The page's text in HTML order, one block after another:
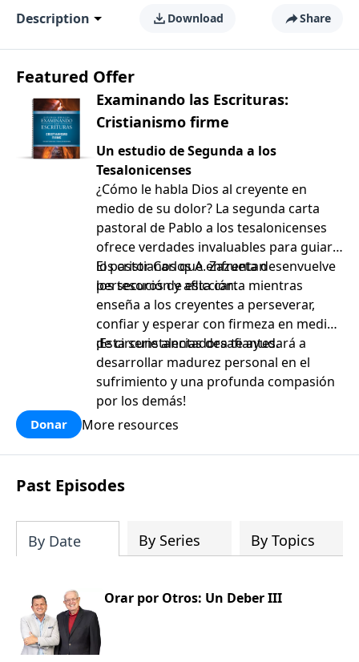
Description Download Share
Featured Offer
Examinando las Escrituras:
Cristianismo firme
Un estudio de Segunda a los
Tesalonicenses
¿Cómo le habla Dios al creyente en
medio de su dolor? La segunda carta
pastoral de Pablo a los tesalonicenses
ofrece verdades invaluables para guiar a
los cristianos que enfrentan
persecución y aflicción.
El pastor Carlos A. Zazueta desenvuelve
los tesoros de esta carta mientras
enseña a los creyentes a perseverar,
confiar y esperar con firmeza en medio
de circunstancias desafiantes.
¡Esta serie alentadora te ayudará a
desarrollar madurez personal en el
sufrimiento y una profunda compasión
por los demás!
Donar More resources
Past Episodes
By Date By Series By Topics
Orar por Otros: Un Deber III